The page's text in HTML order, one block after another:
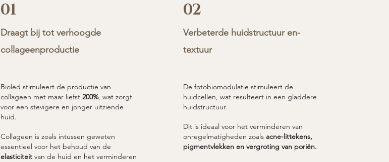
01
Draagt bij tot verhoogde
collageenproductie
Bioled stimuleert de productie van
collageen met maar liefst200%, wat zorgt
voor een stevigere en jonger uitziende
huid.
Collageen is zoals intussen geweten
essentieel voor het behoud van de
elasticiteitvan de huid en het verminderen
02
Verbeterde huidstructuur en-
textuur
De fotobiomodulatie stimuleert de
huidcellen, wat resulteert in een gladdere
huidstructuur.
Dit is ideaal voor het verminderen van
onregelmatigheden zoals acne-littekens,
pigmentvlekken en vergroting van poriën.